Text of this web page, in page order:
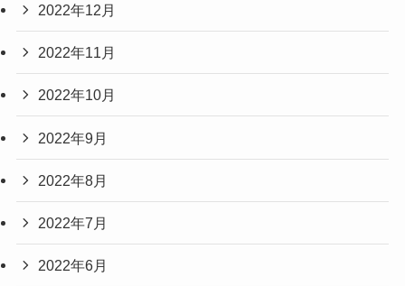
2022年12月
2022年11月
2022年10月
2022年9月
2022年8月
2022年7月
2022年6月